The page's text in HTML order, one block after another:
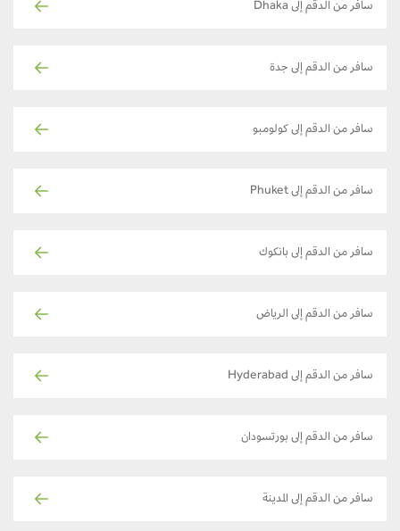
سافر من الدقم إلى Dhaka
سافر من الدقم إلى جدة
سافر من الدقم إلى كولومبو
سافر من الدقم إلى Phuket
سافر من الدقم إلى بانكوك
سافر من الدقم إلى الرياض
سافر من الدقم إلى Hyderabad
سافر من الدقم إلى بورتسودان
سافر من الدقم إلى المدينة